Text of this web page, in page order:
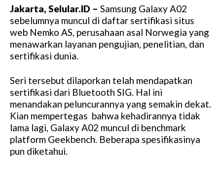
Jakarta, Selular.ID – Samsung Galaxy A02
sebelumnya muncul di daftar sertifikasi situs
web Nemko AS, perusahaan asal Norwegia yang
menawarkan layanan pengujian, penelitian, dan
sertifikasi dunia.
Seri tersebut dilaporkan telah mendapatkan
sertifikasi dari Bluetooth SIG. Hal ini
menandakan peluncurannya yang semakin dekat.
Kian mempertegas bahwa kehadirannya tidak
lama lagi, Galaxy A02 muncul di benchmark
platform Geekbench. Beberapa spesifikasinya
pun diketahui.